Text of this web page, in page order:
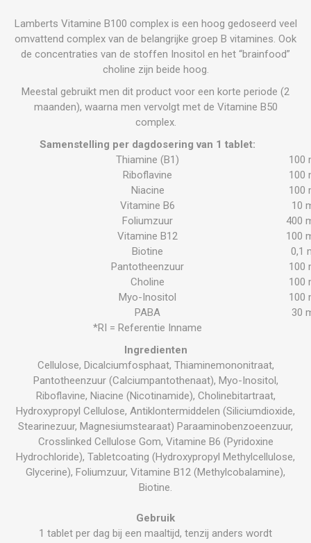
Lamberts Vitamine B100 complex is een hoog gedoseerd veel
omvattend complex van de belangrijke groep B vitamines. Ook
de concentraties van de stoffen Inositol en het “brainfood”
choline zijn beide hoog.
Meestal gebruikt men dit product voor een korte periode (2
maanden), waarna men vervolgt met de Vitamine B50
complex.
Samenstelling per dagdosering van 1 tablet:
Thiamine (B1)
100
Riboflavine
100
Niacine
100
Vitamine B6
10
Foliumzuur
400
Vitamine B12
100
Biotine
0,1
Pantotheenzuur
100
Choline
100
Myo-Inositol
100
PABA
30
*RI = Referentie Inname
Ingredienten
Cellulose, Dicalciumfosphaat, Thiaminemononitraat,
Pantotheenzuur (Calciumpantothenaat), Myo-Inositol,
Riboflavine, Niacine (Nicotinamide), Cholinebitartraat,
Hydroxypropyl Cellulose, Antiklontermiddelen (Siliciumdioxide,
Stearinezuur, Magnesiumstearaat) Paraaminobenzoeenzuur,
Crosslinked Cellulose Gom, Vitamine B6 (Pyridoxine
Hydrochloride), Tabletcoating (Hydroxypropyl Methylcellulose,
Glycerine), Foliumzuur, Vitamine B12 (Methylcobalamine),
Biotine.
Gebruik
1 tablet per dag bij een maaltijd, tenzij anders wordt